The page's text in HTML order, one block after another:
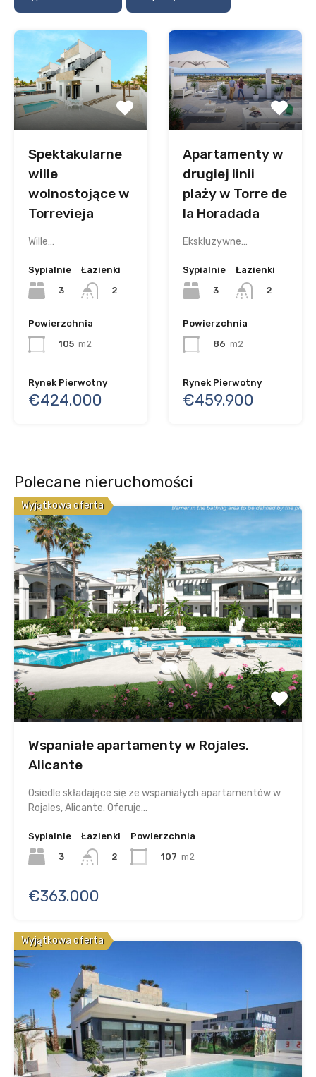
Spektakularne
wille
wolnostojące w
Torrevieja
Wille…
Sypialnie
3
Łazienki
2
Powierzchnia
105 m2
Rynek Pierwotny
€424.000
Apartamenty w
drugiej linii
plaży w Torre de
la Horadada
Ekskluzywne…
Sypialnie
3
Łazienki
2
Powierzchnia
86 m2
Rynek Pierwotny
€459.900
Polecane nieruchomości
Wyjątkowa oferta
Wspaniałe apartamenty w Rojales,
Alicante
Osiedle składające się ze wspaniałych apartamentów w
Rojales, Alicante. Oferuje…
Sypialnie
3
Łazienki
2
Powierzchnia
107 m2
€363.000
Wyjątkowa oferta